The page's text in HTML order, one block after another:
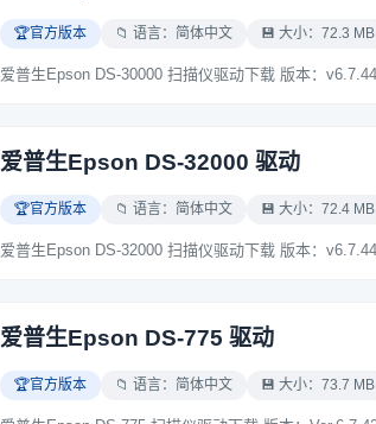
🏆官方版本 📁 语言：简体中文 💾 大小：72.3 MB
爱普生Epson DS-32000 驱动
🏆官方版本 📁 语言：简体中文 💾 大小：72.4 MB
爱普生Epson DS-775 驱动
🏆官方版本 📁 语言：简体中文 💾 大小：73.7 MB